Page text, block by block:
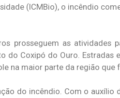
(ICMBio), o incêndio
prosseguem as atividades
do Coxipó do Ouro. Estradas
na maior parte da região que
do incêndio. Com o